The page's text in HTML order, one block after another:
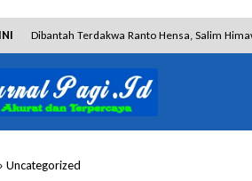
Dibantah Terdakwa Ranto Hensa, Salim
Tim Tabur Kejari Surabaya Ringkus Mulia
Lakukan Pencurian dengan Pemberatan,
Uncategorized